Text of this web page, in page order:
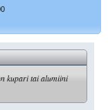
kupari tai alumiini